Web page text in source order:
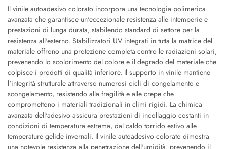
Il vinile autoadesivo colorato incorpora una tecnologia polimerica
avanzata che garantisce un'eccezionale resistenza alle intemperie e
prestazioni di lunga durata, stabilendo standard di settore per la
resistenza all'esterno. Stabilizzatori UV integrati in tutta la matrice del
materiale offrono una protezione completa contro le radiazioni solari,
prevenendo lo scolorimento del colore e il degrado del materiale che
colpisce i prodotti di qualità inferiore. Il supporto in vinile mantiene
l'integrità strutturale attraverso numerosi cicli di congelamento e
scongelamento, resistendo alla fragilità e alle crepe che
compromettono i materiali tradizionali in climi rigidi. La chimica
avanzata dell'adesivo assicura prestazioni di incollaggio costanti in
condizioni di temperatura estrema, dal caldo torrido estivo alle
temperature gelide invernali. Il vinile autoadesivo colorato dimostra
una notevole resistenza alla penetrazione dell'umidità, prevenendo il